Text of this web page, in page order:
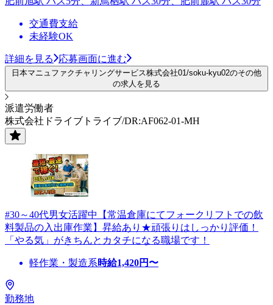
交通費支給
未経験OK
詳細を見る 応募画面に進む
日本マニュファクチャリングサービス株式会社01/soku-kyu02のその他
の求人を見る
派遣労働者
株式会社ドライブトライブ/DR:AF062-01-MH
#30～40代男女活躍中【常温倉庫にてフォークリフトでの飲
料製品の入出庫作業】昇給あり★頑張りはしっかり評価！
「やる気」がきちんとカタチになる職場です！
軽作業・製造系時給1,420円〜
勤務地